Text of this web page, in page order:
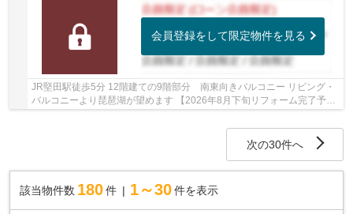
会員登録をして限定物件を見る
JR堅田駅徒歩5分 12階建ての9階部分 南東向きバルコニー リビング・
バルコニーより琵琶湖が望めます 【2026年8月下旬リフォーム完了予
次の30件へ
該当物件数 180件 1～30 件を表示